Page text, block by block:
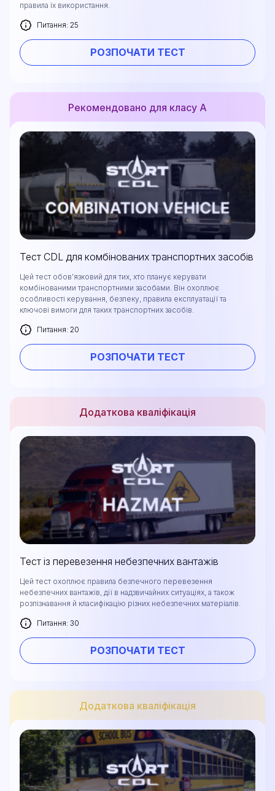
правила їх використання.
Питання: 25
РОЗПОЧАТИ ТЕСТ
Рекомендовано для класу А
Тест CDL для комбінованих транспортних засобів
Цей тест обов’язковий для тих, хто планує керувати
комбінованими транспортними засобами. Він охоплює
особливості керування, безпеку, правила експлуатації та
ключові вимоги для таких транспортних засобів.
Питання: 20
РОЗПОЧАТИ ТЕСТ
Додаткова кваліфікація
Тест із перевезення небезпечних вантажів
Цей тест охоплює правила безпечного перевезення
небезпечних вантажів, дії в надзвичайних ситуаціях, а також
розпізнавання й класифікацію різних небезпечних матеріалів.
Питання: 30
РОЗПОЧАТИ ТЕСТ
Додаткова кваліфікація